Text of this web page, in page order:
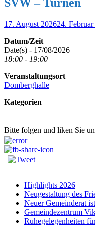
SVW – Turnen
Veröffentlicht
17. August 202624.
Datum/Zeit
Date(s) - 17/08/2026
18:00 - 19:00
Veranstaltungsort
Domberghalle
Kategorien
Bitte folgen und liken Sie
Beitragsnavigation
Highlights 2026
Neugestaltung des
Neuer Gemeinderat
Gemeindezentrum
Ruhegelegenheiten